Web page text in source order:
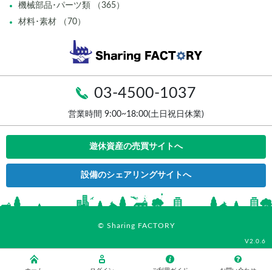
03-4500-1037
営業時間 9:00~18:00(土日祝日休業)
遊休資産の売買サイトへ
設備のシェアリングサイトへ
機械部品･パーツ類 （365）
材料･素材 （70）
© Sharing FACTORY
V2.0.6